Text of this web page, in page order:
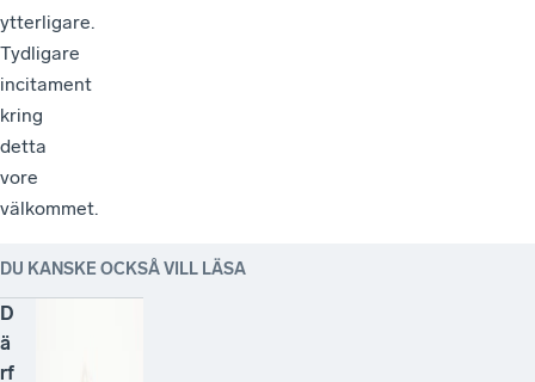
ytterligare.
Tydligare
incitament
kring
detta
vore
välkommet.
DU KANSKE OCKSÅ VILL LÄSA
D
ä
rf